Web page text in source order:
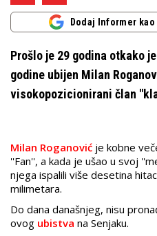
Dodaj Informer
Prošlo je 29 godina otkako
godine ubijen Milan
visokopozicionirani član
Milan Roganović je kobne
''Fan'', a kada je ušao u svoj
njega ispalili više desetina
milimetara.
Do dana današnjeg, nisu
ovog ubistva na Senjaku.